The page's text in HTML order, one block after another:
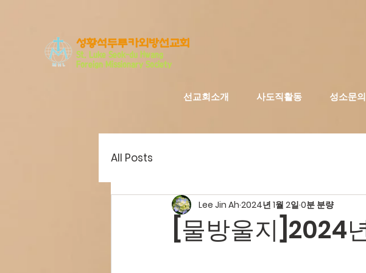
​성황석두루카외방선교회
St. Luke Seo k-du Hwang
Foreign Missionary Society
선교회소개 사도직활동 성소문의
All Posts
[물방울지]2024
Lee Jin Ah 2024년 1월 2일 0분 분량